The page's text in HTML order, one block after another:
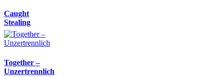
Caught
Stealing
Together –
Unzertrennlich